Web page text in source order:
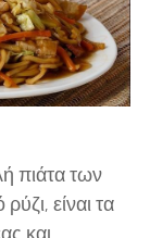
πιάτα των
είναι τα